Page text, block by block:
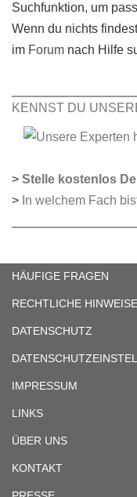
Suchfunktion, um
Wenn du nichts
im Forum nach Hilfe
KENNST DU
> Stelle kostenlos
> In welchem Fach
HÄUFIGE FRAGEN
RECHTLICHE HINWEISE
DATENSCHUTZ
IMPRESSUM
LINKS
ÜBER UNS
KONTAKT